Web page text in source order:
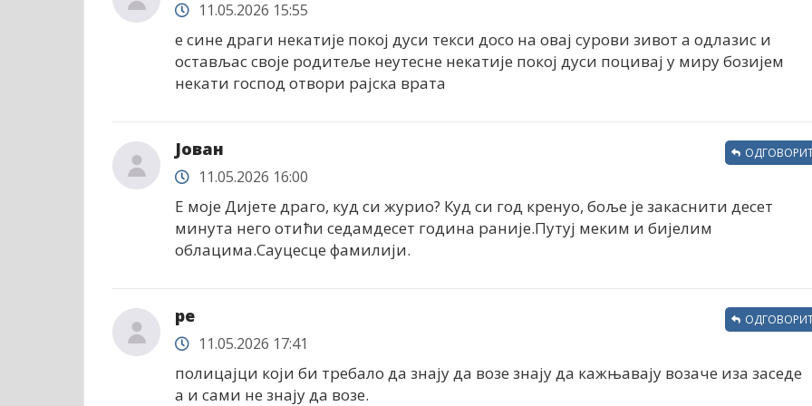
11.05.2026 15:55
е сине драги некатије покој дуси текси досо на овај сурови зивот а одлазис и
остављас своје родитеље неутесне некатије покој дуси поцивај у миру бозијем
некати господ отвори рајска врата
Јован
11.05.2026 16:00
Е моје Дијете драго, куд си журио? Куд си год кренуо, боље је закаснити десет
минута него отићи седамдесет година раније.Путуј меким и бијелим
облацима.Сауцесце фамилији.
ре
11.05.2026 17:41
полицајци који би требало да знају да возе знају да кажњавају возаче иза заседе
а и сами не знају да возе.